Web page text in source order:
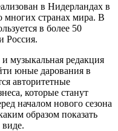
в Нидерландах в
многих странах мира. В
в более 50
Россия.
музыкальная редакция
юные дарования в
авторитетные
которые станут
началом нового сезона
образом показать